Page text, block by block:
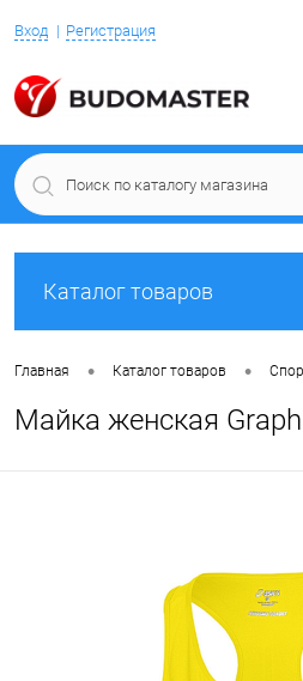
Вход Регистрация
Каталог товаров
Главная • Каталог товаров •
Майка женская